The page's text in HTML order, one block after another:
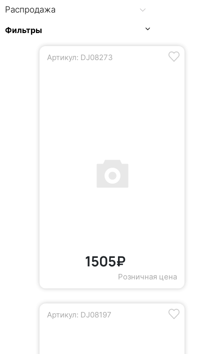
Распродажа
Фильтры
Артикул: DJ08273
1505₽
Розничная цена
Артикул: DJ08197